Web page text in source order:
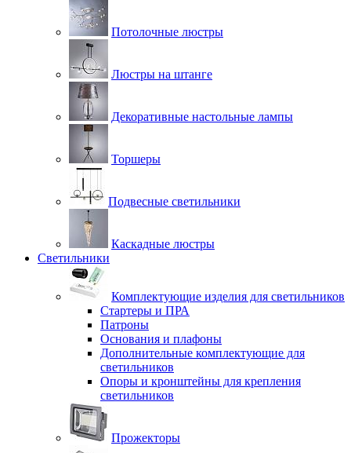
Потолочные люстры
Люстры на штанге
Декоративные настольные лампы
Торшеры
Подвесные светильники
Каскадные люстры
Светильники
Комплектующие изделия для светильников
Стартеры и ПРА
Патроны
Основания и плафоны
Дополнительные комплектующие для
светильников
Опоры и кронштейны для крепления
светильников
Прожекторы